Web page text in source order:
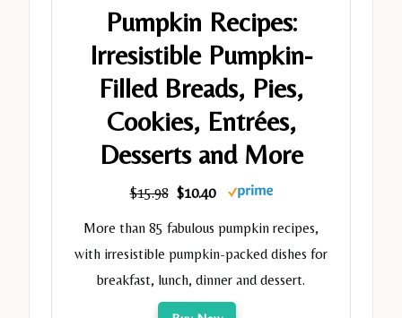
Pumpkin Recipes:
Irresistible Pumpkin-
Filled Breads, Pies,
Cookies, Entrées,
Desserts and More
$15.98 $10.40
More than 85 fabulous pumpkin recipes,
with irresistible pumpkin-packed dishes for
breakfast, lunch, dinner and dessert.